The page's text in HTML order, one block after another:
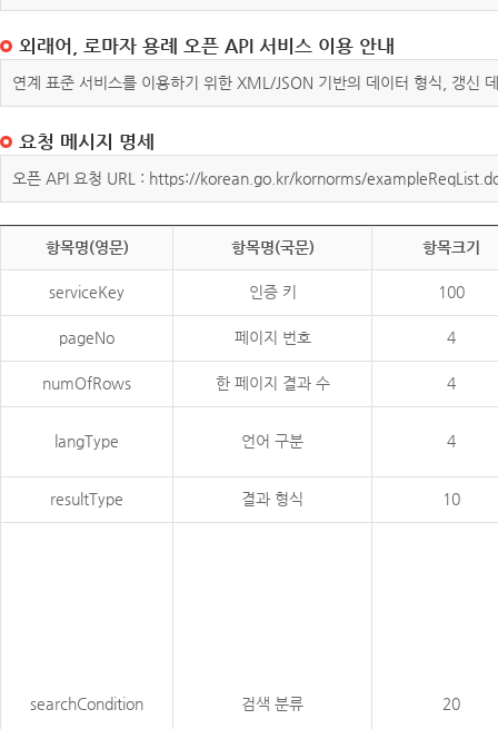
외래어, 로마자 용례 오픈 API 서비스 이용 안내
연계 표준 서비스를 이용하기 위한 XML/JSON 기반의 데이터 형식, 갱신
요청 메시지 명세
오픈 API 요청 URL : https://korean.go.kr/kornorms/
항목명(영문) 항목명(국문) 항목크기
serviceKey 인증 키 100
pageNo 페이지 번호 4
numOfRows 한 페이지 결과 수 4
langType 언어 구분 4
resultType 결과 형식 10
searchCondition 검색 분류 20